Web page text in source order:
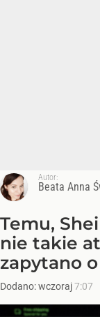
Autor:
Beata Anna
Temu,
nie takie
zapytano
Dodano:wczoraj7:07